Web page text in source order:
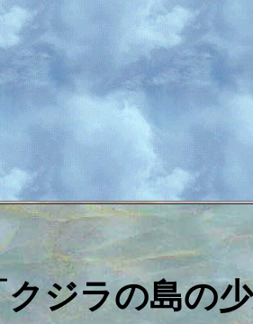
クジラの島の